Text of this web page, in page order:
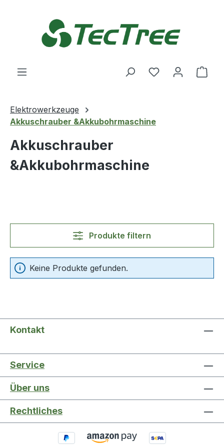
Du hast 0
Elektrowerkzeuge
Akkuschrauber &Akkubohrmaschine
Akkuschrauber
&Akkubohrmaschine
Produkte filtern
Keine Produkte gefunden.
Kontakt
Service
Über uns
Rechtliches